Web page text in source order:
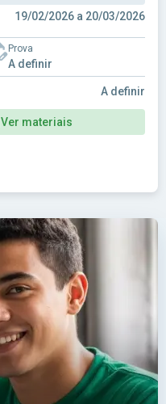
19/02/2026 a 20/03/2026
Prova
A definir
A definir
Ver materiais